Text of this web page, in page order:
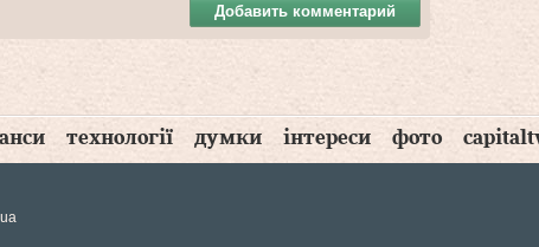
Добавить комментарий
технології думки інтереси фото